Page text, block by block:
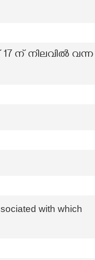
17 ന് നിലവിൽ വന്ന
with which